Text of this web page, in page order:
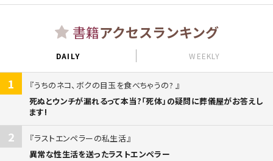
書籍アクセスランキング
DAILY WEEKLY
1
うちのネコ、ボクの目玉を食べちゃうの?
死ぬとウンチが漏れるって本当?「死体」の疑問に葬儀屋がお答えし
ます!
2
ラストエンペラーの私生活
異常な性生活を送ったラストエンペラー